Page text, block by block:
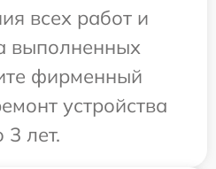
всех работ и
выполненных
фирменный
устройства
лет.